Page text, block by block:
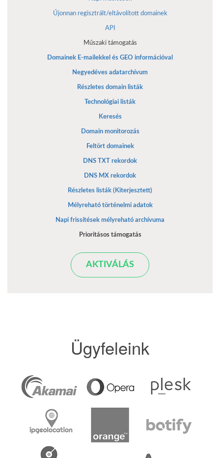
Újonnan regisztrált/eltávolított domainek
API
Műszaki támogatás
Domainek E-mailekkel és GEO információval
Negyedéves adatarchívum
Részletes domain listák
Technológiai listák
Keresés
Domain monitorozás
Feltört domainek
DNS TXT rekordok
DNS MX rekordok
Részletes listák (Kiterjesztett)
Mélyreható történelmi adatok
Napi frissítések mélyreható archívuma
Prioritásos támogatás
AKTIVÁLÁS
Ügyfeleink